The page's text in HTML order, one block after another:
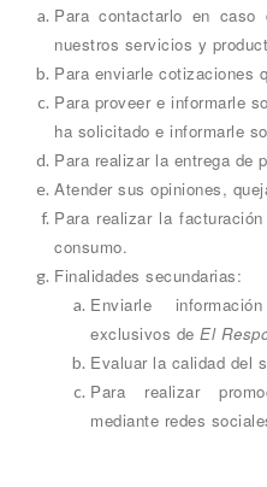
Para contactarlo en caso
nuestros servicios y
Para enviarle cotizaciones
Para proveer e informarle
ha solicitado e informarle
Para realizar la entrega de
Atender sus opiniones,
Para realizar la
consumo.
Finalidades secundarias:
Enviarle
exclusivos de El
Evaluar la calidad del
Para realizar
mediante redes